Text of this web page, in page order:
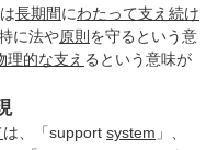
長期間にわたって支え 続け
に法や原則 を守るという意
理的な支え るという意味が
は、「support system 」、